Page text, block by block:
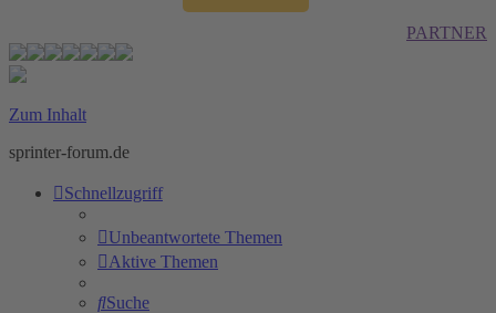
PARTNER
Zum Inhalt
sprinter-forum.de
Schnellzugriff
Unbeantwortete Themen
Aktive Themen
Suche